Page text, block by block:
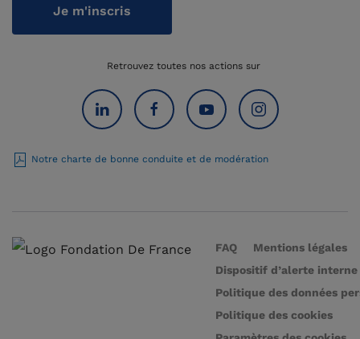
Je m'inscris
Retrouvez toutes nos actions sur
Notre charte de bonne conduite et de modération
FAQ
Mentions légales
Dispositif d’alerte interne
Politique des données
Politique des cookies